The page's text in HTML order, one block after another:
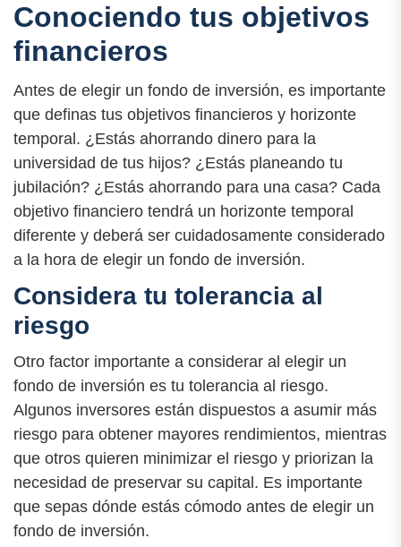
Conociendo tus objetivos
financieros
Antes de elegir un fondo de inversión, es importante
que definas tus objetivos financieros y horizonte
temporal. ¿Estás ahorrando dinero para la
universidad de tus hijos? ¿Estás planeando tu
jubilación? ¿Estás ahorrando para una casa? Cada
objetivo financiero tendrá un horizonte temporal
diferente y deberá ser cuidadosamente considerado
a la hora de elegir un fondo de inversión.
Considera tu tolerancia al
riesgo
Otro factor importante a considerar al elegir un
fondo de inversión es tu tolerancia al riesgo.
Algunos inversores están dispuestos a asumir más
riesgo para obtener mayores rendimientos, mientras
que otros quieren minimizar el riesgo y priorizan la
necesidad de preservar su capital. Es importante
que sepas dónde estás cómodo antes de elegir un
fondo de inversión.